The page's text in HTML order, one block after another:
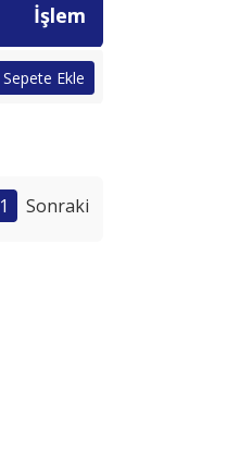
İşlem
Sepete Ekle
1 Sonraki